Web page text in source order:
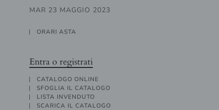
MAR 23 MAGGIO 2023
ORARI ASTA
Entra o registrati
CATALOGO ONLINE
SFOGLIA IL CATALOGO
LISTA INVENDUTO
SCARICA IL CATALOGO